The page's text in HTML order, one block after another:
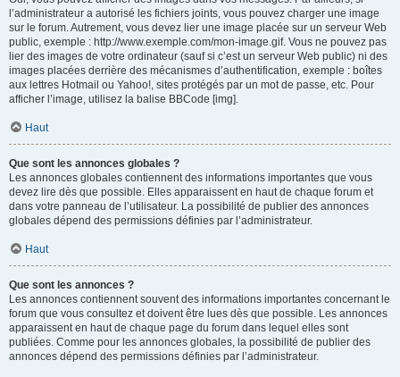
l’administrateur a autorisé les fichiers joints, vous pouvez charger une image
sur le forum. Autrement, vous devez lier une image placée sur un serveur Web
public, exemple : http://www.exemple.com/mon-image.gif. Vous ne pouvez pas
lier des images de votre ordinateur (sauf si c’est un serveur Web public) ni des
images placées derrière des mécanismes d’authentification, exemple : boîtes
aux lettres Hotmail ou Yahoo!, sites protégés par un mot de passe, etc. Pour
afficher l’image, utilisez la balise BBCode [img].
Haut
Que sont les annonces globales ?
Les annonces globales contiennent des informations importantes que vous
devez lire dès que possible. Elles apparaissent en haut de chaque forum et
dans votre panneau de l’utilisateur. La possibilité de publier des annonces
globales dépend des permissions définies par l’administrateur.
Haut
Que sont les annonces ?
Les annonces contiennent souvent des informations importantes concernant le
forum que vous consultez et doivent être lues dès que possible. Les annonces
apparaissent en haut de chaque page du forum dans lequel elles sont
publiées. Comme pour les annonces globales, la possibilité de publier des
annonces dépend des permissions définies par l’administrateur.